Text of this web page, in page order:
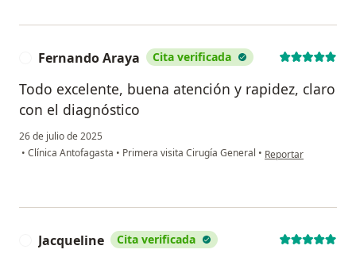
Fernando Araya Cita verificada
Todo excelente, buena atención y rapidez, claro
con el diagnóstico
26 de julio de 2025
• Clínica Antofagasta • Primera visita Cirugía General • en opinión del
Reportar
Jacqueline Cita verificada